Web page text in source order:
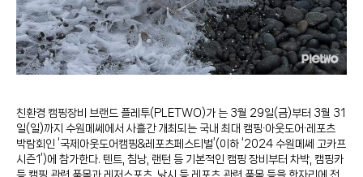
친환경 캠핑장비 브랜드 플레투(PLETWO)가 는 3월 29일(금)부터 3월 31
일(일)까지 수원메쎄에서 사흘간 개최되는 국내 최대 캠핑∙아웃도어∙레포츠
박람회인 ‘국제아웃도어캠핑&레포츠페스티벌’(이하 ‘2024 수원메쎄 고카프
시즌1’)에 참가한다. 텐트, 침낭, 랜턴 등 기본적인 캠핑 장비부터 차박, 캠핑카
등 캠핑 관련 품목과 레저스포츠, 낚시 등 레포츠 관련 품목 등을 한자리에 전